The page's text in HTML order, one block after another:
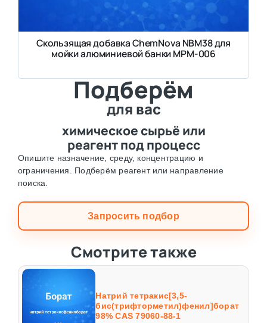
Скользящая добавка ChemNova NBM38 для
мойки алюминиевой банки MPM-006
Подберём
для вас
химическое сырьё или
реагент под процесс
Опишите назначение, среду, концентрацию и
ограничения. Подберём реагент или направление
поиска.
Запросить подбор
Смотрите также
Натрий тетракис[3,5-
бис(трифторметил)фенил]борат
98% CAS 79060-88-1